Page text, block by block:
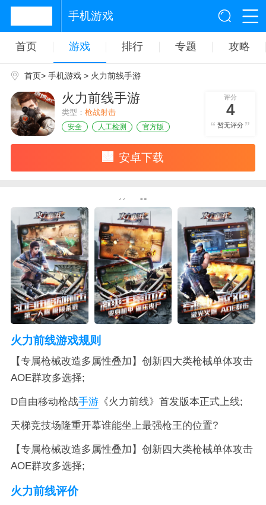
手机游戏
首页 游戏 排行 专题 攻略
首页> 手机游戏> 火力前线手游
火力前线手游
类型： 枪战射击
安全 人工检测 官方版
评分
4
暂无评分
安卓下载
火力前线游戏规则
【专属枪械改造多属性叠加】创新四大类枪械单体攻击
AOE群攻多选择;
D自由移动枪战手游《火力前线》首发版本正式上线;
天梯竞技场隆重开幕谁能坐上最强枪王的位置?
【专属枪械改造多属性叠加】创新四大类枪械单体攻击
AOE群攻多选择;
火力前线评价